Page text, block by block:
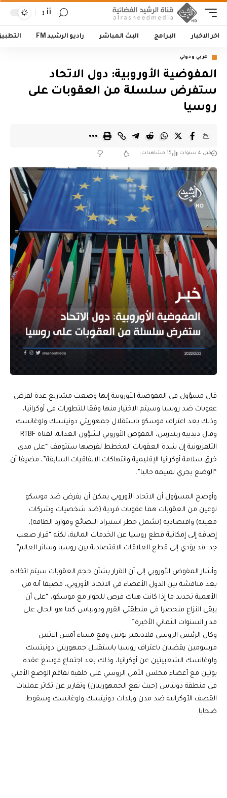
أأ
اخر الاخبار البرامج البث المباشر راديو الرشيد FM
عربي ودولي
المفوضية الأوروبية: دول الاتحاد
ستفرض سلسلة من العقوبات على
روسيا
قبل 4 سنوات 15 مشاهدات
قال مسؤول في المفوضية الأوروبية إنها وضعت مشاريع عدة لفرض
عقوبات ضد روسيا وسيتم الاختيار منها وفقا للتطورات في أوكرانيا،
وذلك بعد اعتراف موسكو باستقلال جمهوريتي دونيتسك ولوغانسك.
وقال ديدييه ريندرس، المفوض الأوروبي لشؤون العدالة، لقناة RTBF
التلفزيونية إن شدة العقوبات المخطط لفرضها ستتوقف “على مدى
خرق سلامة أوكرانيا الإقليمية وانتهاكات الاتفاقيات السابقة”، مضيفا أن
“الوضع يجري تقييمه حاليا”.
وأوضح المسؤول أن الاتحاد الأوروبي يمكن أن يفرض ضد موسكو
نوعين من العقوبات هما عقوبات فردية (ضد شخصيات وشركات
معينة) واقتصادية (تشمل حظر استيراد البضائع وموارد الطاقة)،
إضافة إلى إمكانية قطع روسيا عن الخدمات المالية، لكنه “قرار صعب
جدا قد يؤدي إلى قطع العلاقات الاقتصادية بين روسيا وسائر العالم”.
وأشار المفوض الأوروبي إلى أن القرار بشأن حجم العقوبات سيتم اتخاذه
بعد مناقشة بين الدول الأعضاء في الاتحاد الأوروبي، مضيفا أنه من
الأهمية تحديد ما إذا كانت هناك فرص للحوار مع موسكو، “على أن
يبقى النزاع منحصرا في منطقتي القرم ودونباس كما هو الحال على
مدار السنوات الثماني الأخيرة”.
وكان الرئيس الروسي فلاديمير بوتين وقع مساء أمس الاثنين
مرسومين يقضيان باعتراف روسيا باستقلال جمهوريتي دونيتسك
ولوغانسك الشعبيتين عن أوكرانيا، وذلك بعد اجتماع موسع عقده
بوتين مع أعضاء مجلس الأمن الروسي على خلفية تفاقم الوضع الأمني
في منطقة دونباس (حيث تقع الجمهوريتان) وتقارير عن تكاثر عمليات
القصف الأوكرانية ضد مدن وبلدات دونيتسك ولوغانسك وسقوط
ضحايا.